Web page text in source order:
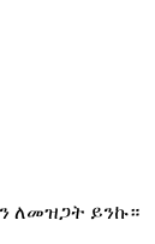
ለመዝጋት ይንኩ።